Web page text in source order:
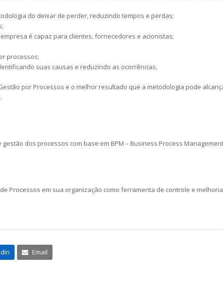
do deixar de perder, reduzindo tempos e perdas;
é capaz para clientes, fornecedores e acionistas;
processos;
suas causas e reduzindo as ocorrências.
por Processos e o melhor resultado que a metodologia pode
.
dos processos com base em BPM – Business Process
Processos em sua organização como ferramenta de controle e
Email